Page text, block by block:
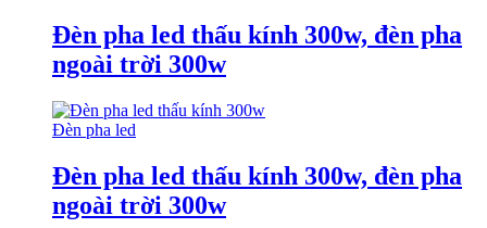
Đèn pha led thấu kính 300w, đèn pha
ngoài trời 300w
Đèn pha led
Đèn pha led thấu kính 300w, đèn pha
ngoài trời 300w